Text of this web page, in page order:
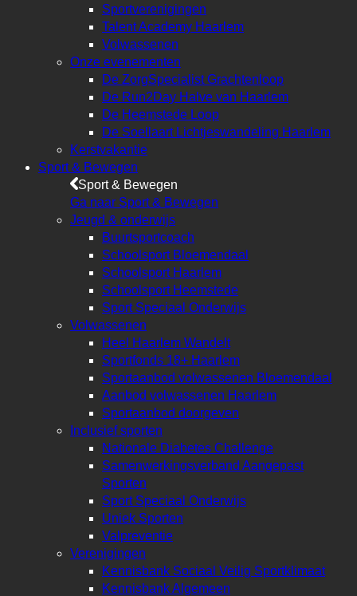
Sportverenigingen
Talent Academy Haarlem
Volwassenen
Onze evenementen
De ZorgSpecialist Grachtenloop
De Run2Day Halve van Haarlem
De Heemstede Loop
De Soellaart Lichtjeswandeling Haarlem
Kerstvakantie
Sport & Bewegen
Sport & Bewegen
Ga naar Sport & Bewegen
Jeugd & onderwijs
Buurtsportcoach
Schoolsport Bloemendaal
Schoolsport Haarlem
Schoolsport Heemstede
Sport Speciaal Onderwijs
Volwassenen
Heel Haarlem Wandelt
Sportfonds 18+ Haarlem
Sportaanbod volwassenen Bloemendaal
Aanbod volwassenen Haarlem
Sportaanbod doorgeven
Inclusief sporten
Nationale Diabetes Challenge
Samenwerkingsverband Aangepast
Sporten
Sport Speciaal Onderwijs
Uniek Sporten
Valpreventie
Verenigingen
Kennisbank Sociaal Veilig Sportklimaat
Kennisbank Algemeen